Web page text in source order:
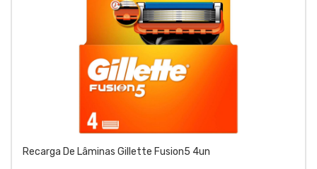
Recarga De Lâminas Gillette Fusion5 4un